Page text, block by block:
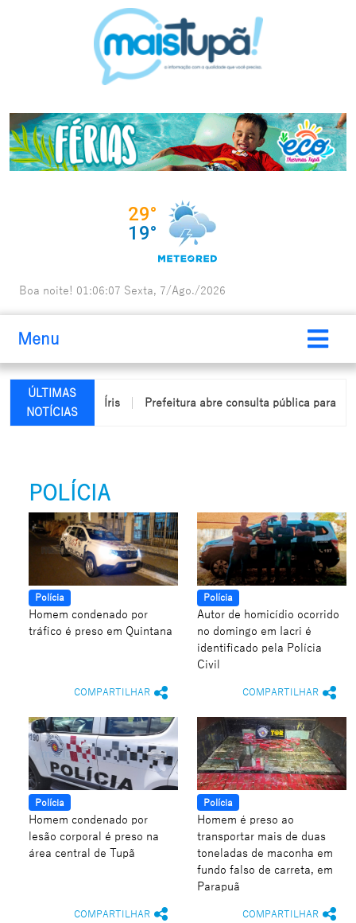
Boa noite! 01:06:08 Sexta, 7/Ago./2026
Menu
ÚLTIMAS
NOTÍCIAS
em Arco-Íris Prefeitura abre consulta pública para
POLÍCIA
Polícia
Homem condenado por
tráfico é preso em Quintana
COMPARTILHAR
Polícia
Autor de homicídio ocorrido
no domingo em Iacri é
identificado pela Polícia
Civil
COMPARTILHAR
Polícia
Homem condenado por
lesão corporal é preso na
área central de Tupã
COMPARTILHAR
Polícia
Homem é preso ao
transportar mais de duas
toneladas de maconha em
fundo falso de carreta, em
Parapuã
COMPARTILHAR